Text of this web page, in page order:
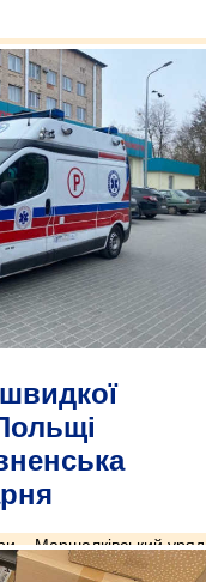
– Маршалківський уряд